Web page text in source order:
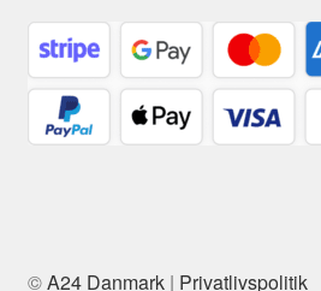
©A24 Danmark| Privatlivspolitik